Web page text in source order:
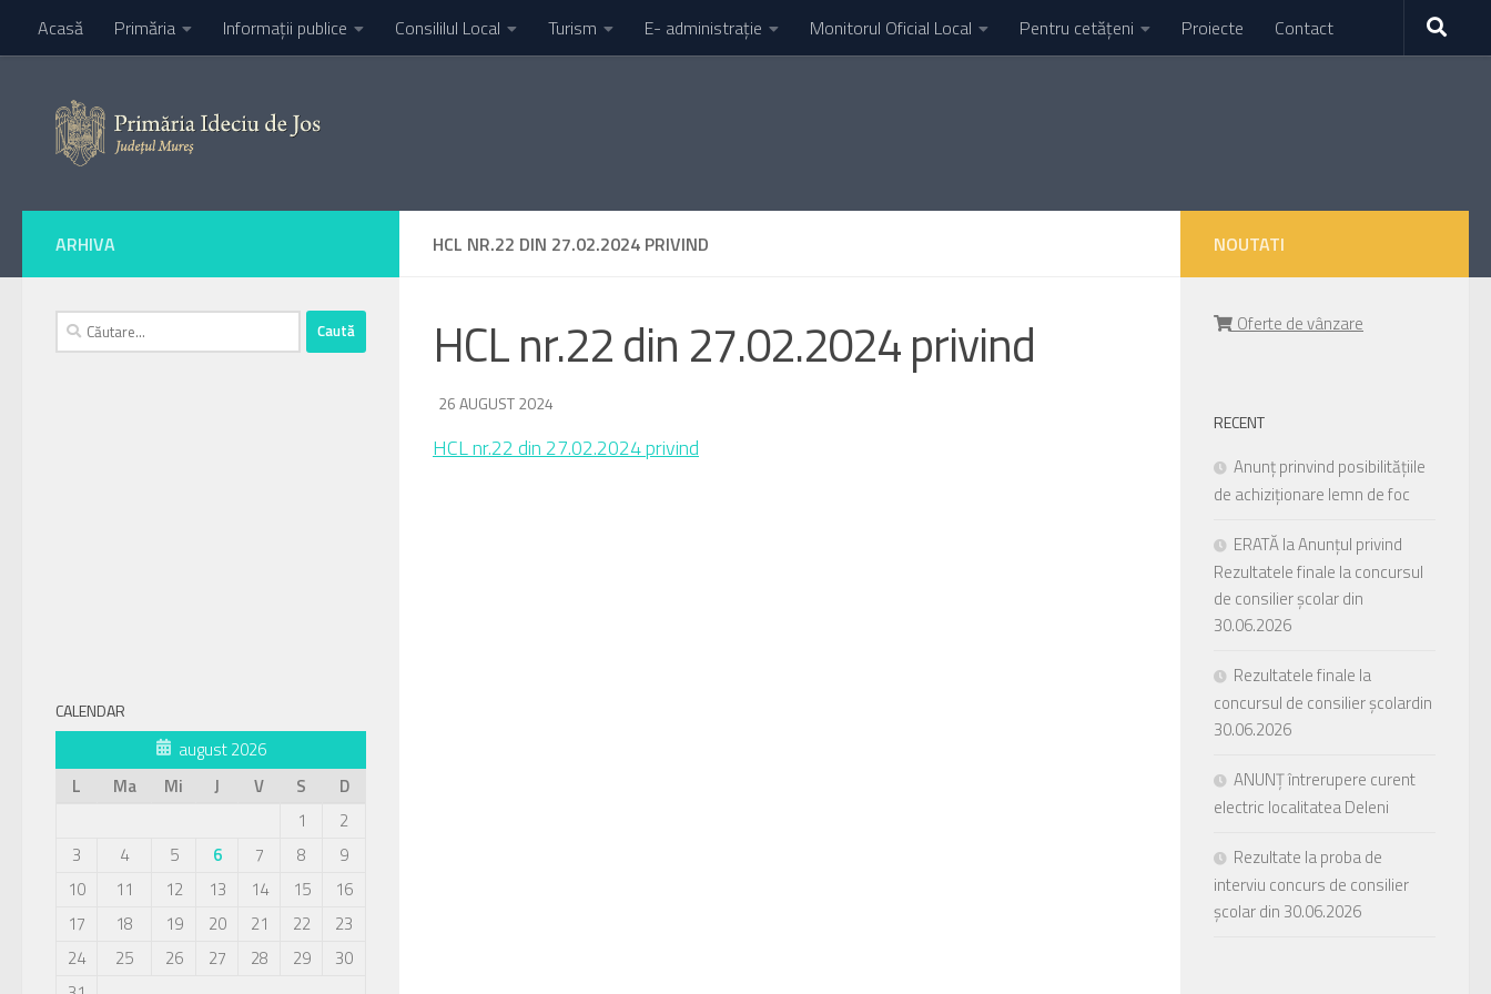
Skip to content
Acasă Primăria Informaţii publice Consililul Local Turism E- administrație Monitorul Oficial Local Pentru cetățeni Proiecte Contact
HCL NR.22 DIN 27.02.2024 PRIVIND
HCL nr.22 din 27.02.2024 privind
DE·
26 AUGUST 2024
HCL nr.22 din 27.02.2024 privind
ARHIVA
Caută
după:
CALENDAR
august 2026
L
Ma Mi J V S
D
1
2
3
4 5 6 7 8
9
10
11 12 13 14 15
16
17
18 19 20 21 22
23
24
25 26 27 28 29
30
NOUTATI
Oferte de vânzare
RECENT
Anunț prinvind posibilitățiile
de achiziționare lemn de foc
ERATĂ la Anunțul privind
Rezultatele finale la concursul
de consilier școlar din
30.06.2026
Rezultatele finale la
concursul de consilier școlardin
30.06.2026
ANUNȚ întrerupere curent
electric localitatea Deleni
Rezultate la proba de
interviu concurs de consilier
școlar din 30.06.2026